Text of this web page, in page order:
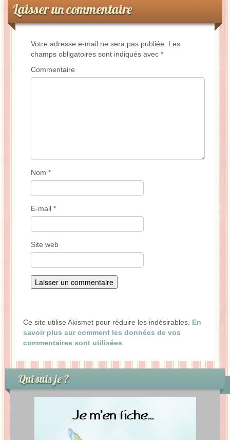
Laisser un commentaire
Votre adresse e-mail ne sera pas publiée.
Les
champs obligatoires sont indiqués avec *
Commentaire
Nom *
E-mail *
Site web
Ce site utilise Akismet pour réduire les indésirables. En
savoir plus sur comment les données de vos
commentaires sont utilisées
Qui suis je ?